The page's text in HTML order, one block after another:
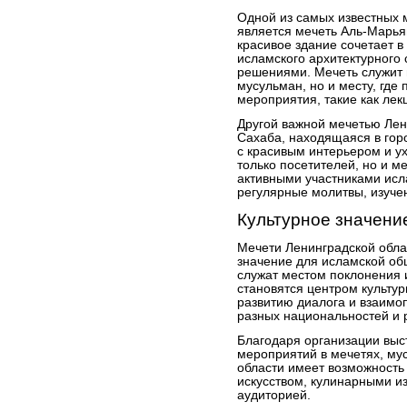
Одной из самых известных
является мечеть Аль-
красивое здание сочетает
исламского
решениями. Мечеть служит
мусульман, но и месту, где
мероприятия, такие как
Другой важной мечетью
Сахаба, находящаяся в
с красивым интерьером и
только посетителей, но и
активными участниками
регулярные молитвы,
Культурное
Мечети Ленинградской
значение для исламской
служат местом поклонения
становятся центром
развитию диалога и
разных национальностей и
Благодаря организации
мероприятий в мечетях,
области имеет
искусством, кулинарными
аудиторией.